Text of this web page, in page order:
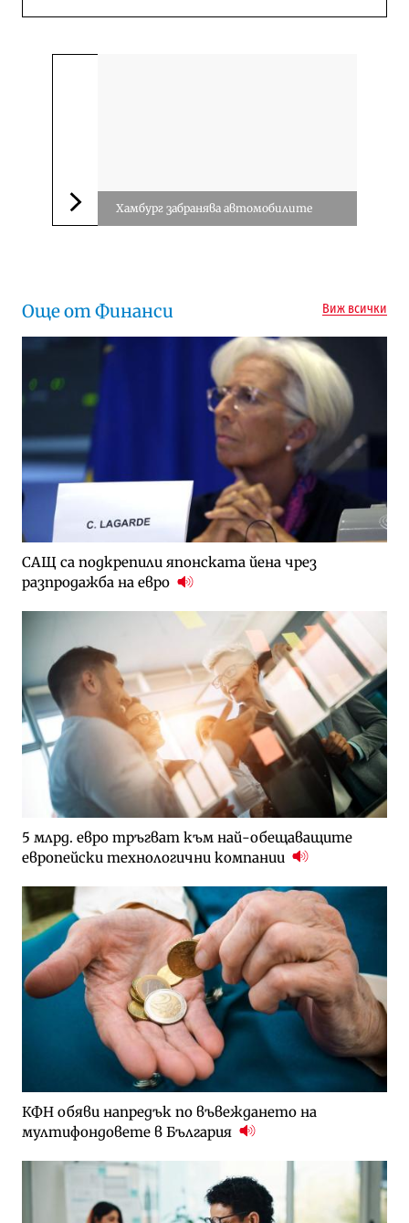
Следваща новина
Хамбург забранява автомобилите
Още от Финанси Виж всички
САЩ са подкрепили японската йена чрез
разпродажба на евро
5 млрд. евро тръгват към най-обещаващите
европейски технологични компании
КФН обяви напредък по въвеждането на
мултифондовете в България